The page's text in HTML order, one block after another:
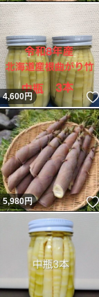
4,600円
5,980円